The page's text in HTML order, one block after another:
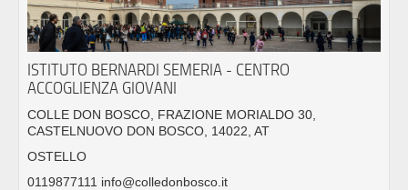
ISTITUTO BERNARDI SEMERIA - CENTRO
ACCOGLIENZA GIOVANI
COLLE DON BOSCO, FRAZIONE MORIALDO 30,
CASTELNUOVO DON BOSCO, 14022, AT
OSTELLO
0119877111 info@colledonbosco.it